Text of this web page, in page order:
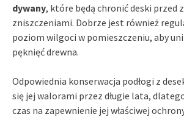
dywany, które będą chronić deski przed
zniszczeniami. Dobrze jest również
poziom wilgoci w pomieszczeniu, aby
pęknięć drewna.
Odpowiednia konserwacja podłogi z
się jej walorami przez długie lata,
czas na zapewnienie jej właściwej